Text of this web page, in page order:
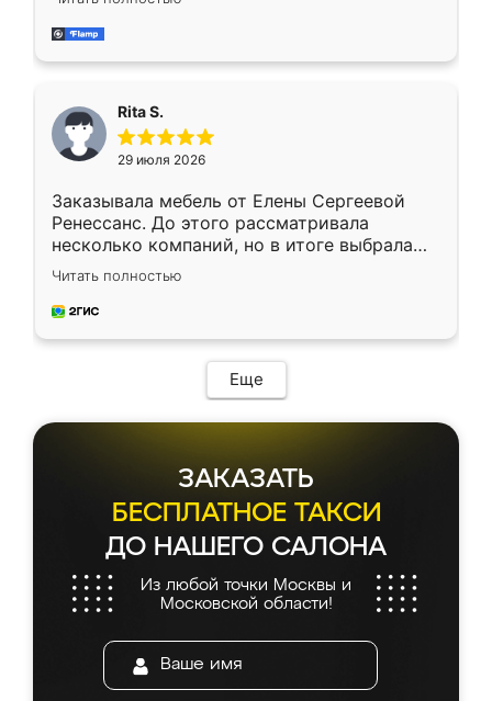
довольны работой. Спасибо Ренессанс
мебель за качественную работу!
Rita S.
29 июля 2026
Заказывала мебель от Елены Сергеевой
Ренессанс. До этого рассматривала
несколько компаний, но в итоге выбрала
эту. Сначала обговорили условия, потом
приехал замерщик, всё спокойно объяснил
и снял размеры. Изготовили в срок, с
мебель сразу встала на свое место без
каких-либо доработок. Качеством осталась
довольна, все выглядит так, как и ожидала.
Читать полностью
Еще
ЗАКАЗАТЬ
БЕСПЛАТНОЕ ТАКСИ
ДО НАШЕГО САЛОНА
Из любой точки Москвы и
Московской области!